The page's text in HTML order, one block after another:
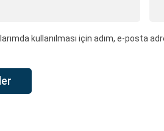
kullanılması için adım, e-posta